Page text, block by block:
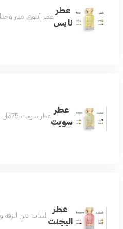
عطر
نايس
عطر أنثوي مثير
عطر
سويت
عطر سويت 75مل لطيف جميل ومميز يجمع بين الهدوء والفخامة عطر رائع لكل الأذواق مكونات العطر التونكا والبرغموت والكراميل والعنبر
عطر
اليجنت
لمسات من